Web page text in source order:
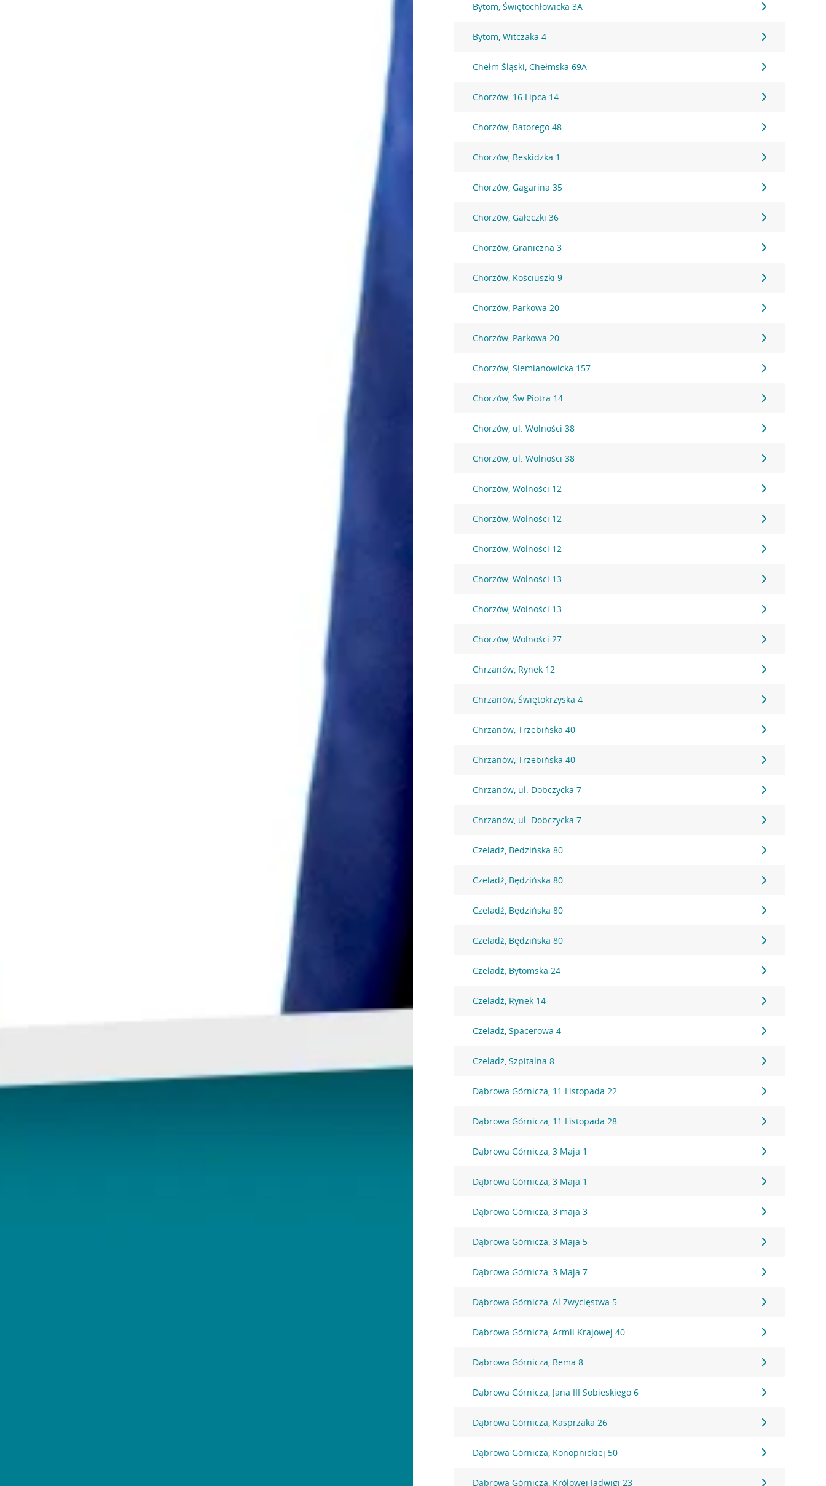
Bytom, Świętochłowicka 3A
Bytom, Witczaka 4
Chełm Śląski, Chełmska 69A
Chorzów, 16 Lipca 14
Chorzów, Batorego 48
Chorzów, Beskidzka 1
Chorzów, Gagarina 35
Chorzów, Gałeczki 36
Chorzów, Graniczna 3
Chorzów, Kościuszki 9
Chorzów, Parkowa 20
Chorzów, Parkowa 20
Chorzów, Siemianowicka 157
Chorzów, Św.Piotra 14
Chorzów, ul. Wolności 38
Chorzów, ul. Wolności 38
Chorzów, Wolności 12
Chorzów, Wolności 12
Chorzów, Wolności 12
Chorzów, Wolności 13
Chorzów, Wolności 13
Chorzów, Wolności 27
Chrzanów, Rynek 12
Chrzanów, Świętokrzyska 4
Chrzanów, Trzebińska 40
Chrzanów, Trzebińska 40
Chrzanów, ul. Dobczycka 7
Chrzanów, ul. Dobczycka 7
Czeladź, Bedzińska 80
Czeladź, Będzińska 80
Czeladź, Będzińska 80
Czeladź, Będzińska 80
Czeladź, Bytomska 24
Czeladź, Rynek 14
Czeladź, Spacerowa 4
Czeladź, Szpitalna 8
Dąbrowa Górnicza, 11 Listopada 22
Dąbrowa Górnicza, 11 Listopada 28
Dąbrowa Górnicza, 3 Maja 1
Dąbrowa Górnicza, 3 Maja 1
Dąbrowa Górnicza, 3 maja 3
Dąbrowa Górnicza, 3 Maja 5
Dąbrowa Górnicza, 3 Maja 7
Dąbrowa Górnicza, Al.Zwycięstwa 5
Dąbrowa Górnicza, Armii Krajowej 40
Dąbrowa Górnicza, Bema 8
Dąbrowa Górnicza, Jana III Sobieskiego 6
Dąbrowa Górnicza, Kasprzaka 26
Dąbrowa Górnicza, Konopnickiej 50
Dąbrowa Górnicza, Królowej Jadwigi 23